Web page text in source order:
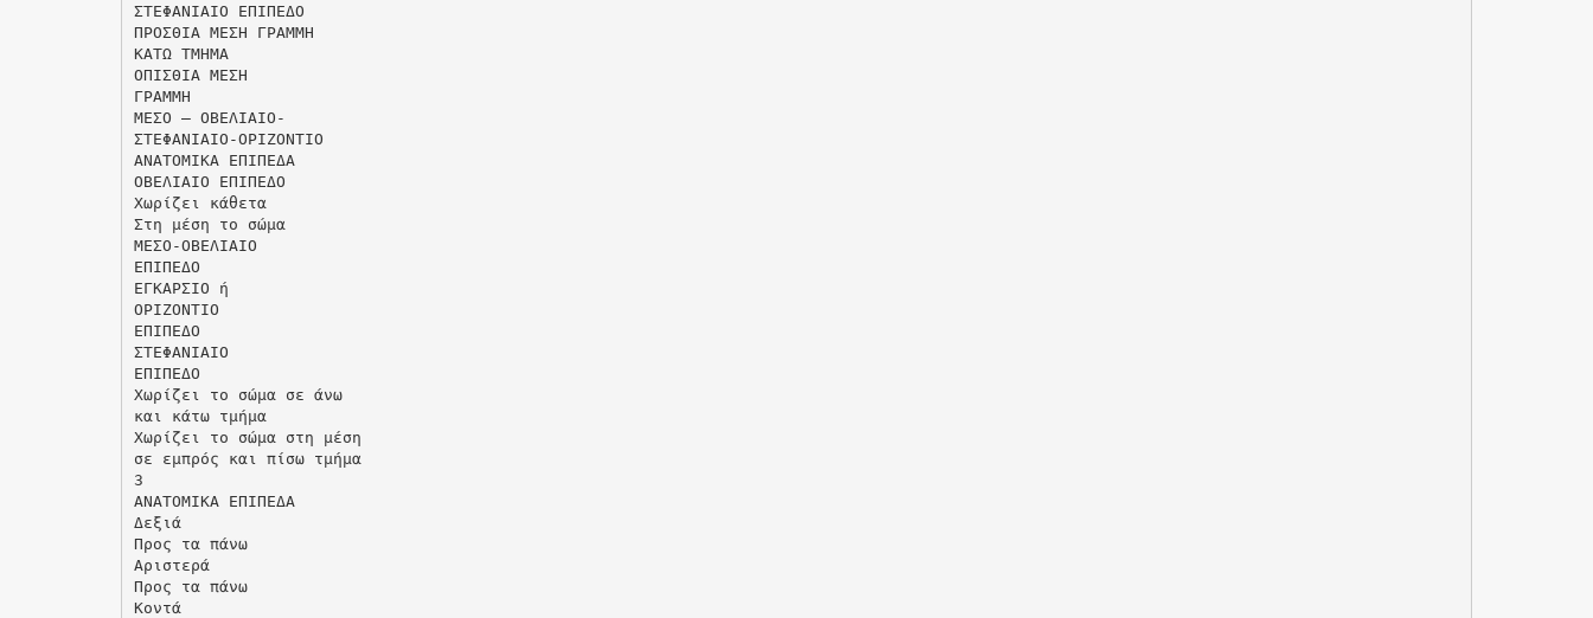
ΣΤΕΦΑΝΙΑΙΟ ΕΠΙΠΕΔΟ
ΠΡΟΣΘΙΑ ΜΕΣΗ ΓΡΑΜΜΗ
ΚΑΤΩ ΤΜΗΜΑ
ΟΠΙΣΘΙΑ ΜΕΣΗ
ΓΡΑΜΜΗ
ΜΕΣΟ – ΟΒΕΛΙΑΙΟ-
ΣΤΕΦΑΝΙΑΙΟ-ΟΡΙΖΟΝΤΙΟ
ΑΝΑΤΟΜΙΚΑ ΕΠΙΠΕΔΑ
ΟΒΕΛΙΑΙΟ ΕΠΙΠΕΔΟ
Χωρίζει κάθετα
Στη μέση το σώμα
ΜΕΣΟ-ΟΒΕΛΙΑΙΟ
ΕΠΙΠΕΔΟ
ΕΓΚΑΡΣΙΟ ή
ΟΡΙΖΟΝΤΙΟ
ΕΠΙΠΕΔΟ
ΣΤΕΦΑΝΙΑΙΟ
ΕΠΙΠΕΔΟ
Χωρίζει το σώμα σε άνω
και κάτω τμήμα
Χωρίζει το σώμα στη μέση
σε εμπρός και πίσω τμήμα
3
ΑΝΑΤΟΜΙΚΑ ΕΠΙΠΕΔΑ
Δεξιά
Προς τα πάνω
Αριστερά
Προς τα πάνω
Κοντά